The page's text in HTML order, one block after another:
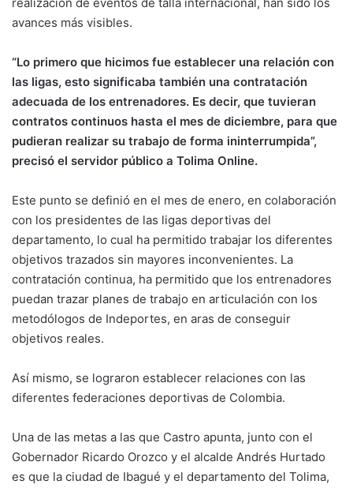
realización de eventos de talla internacional, han sido los
avances más visibles.
“Lo primero que hicimos fue establecer una relación con
las ligas, esto significaba también una contratación
adecuada de los entrenadores. Es decir, que tuvieran
contratos continuos hasta el mes de diciembre, para que
pudieran realizar su trabajo de forma ininterrumpida”,
precisó el servidor público a Tolima Online.
Este punto se definió en el mes de enero, en colaboración
con los presidentes de las ligas deportivas del
departamento, lo cual ha permitido trabajar los diferentes
objetivos trazados sin mayores inconvenientes. La
contratación continua, ha permitido que los entrenadores
puedan trazar planes de trabajo en articulación con los
metodólogos de Indeportes, en aras de conseguir
objetivos reales.
Así mismo, se lograron establecer relaciones con las
diferentes federaciones deportivas de Colombia.
Una de las metas a las que Castro apunta, junto con el
Gobernador Ricardo Orozco y el alcalde Andrés Hurtado
es que la ciudad de Ibagué y el departamento del Tolima,